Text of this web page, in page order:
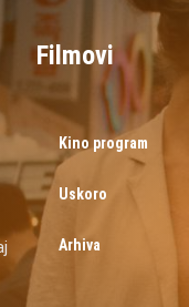
Filmovi
Kino program
Uskoro
Arhiva